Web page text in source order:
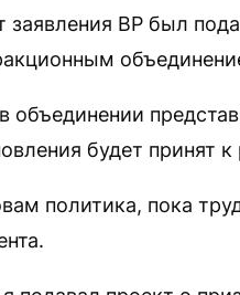
заявления ВР был
объединении
будет принят
политика, пока